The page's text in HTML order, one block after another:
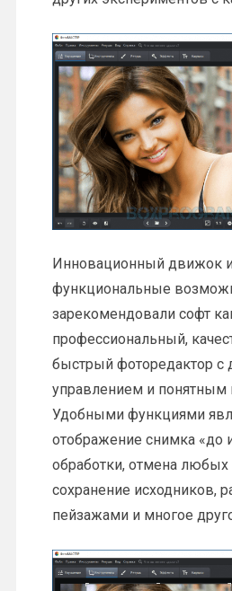
Инновационный движок
функциональные
зарекомендовали софт
профессиональный,
быстрый фоторедактор с
управлением и понятным
Удобными функциями
отображение снимка «до
обработки, отмена любых
сохранение исходников,
пейзажами и многое